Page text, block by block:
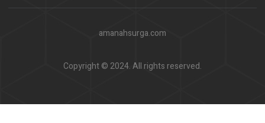
amanahsurga.com
Copyright © 2024. All rights reserved.